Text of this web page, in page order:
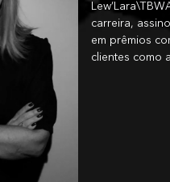
carreira,
em prêmios
clientes como